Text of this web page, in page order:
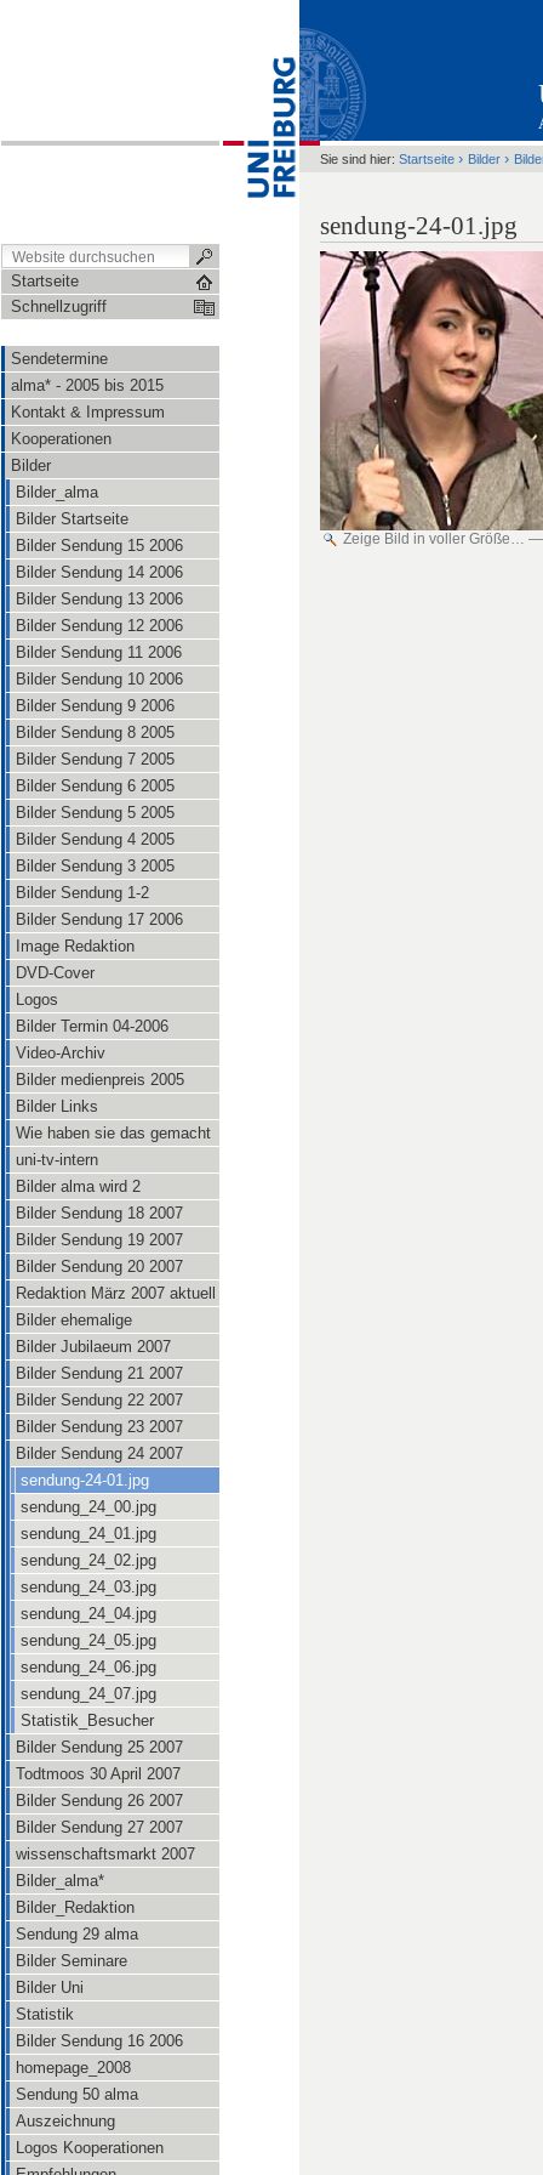
Startseite
Schnellzugriff
Sendetermine
alma* - 2005 bis 2015
Kontakt & Impressum
Kooperationen
Bilder
Bilder_alma
Bilder Startseite
Bilder Sendung 15 2006
Bilder Sendung 14 2006
Bilder Sendung 13 2006
Bilder Sendung 12 2006
Bilder Sendung 11 2006
Bilder Sendung 10 2006
Bilder Sendung 9 2006
Bilder Sendung 8 2005
Bilder Sendung 7 2005
Bilder Sendung 6 2005
Bilder Sendung 5 2005
Bilder Sendung 4 2005
Bilder Sendung 3 2005
Bilder Sendung 1-2
Bilder Sendung 17 2006
Image Redaktion
DVD-Cover
Logos
Bilder Termin 04-2006
Video-Archiv
Bilder medienpreis 2005
Bilder Links
Wie haben sie das gemacht
uni-tv-intern
Bilder alma wird 2
Bilder Sendung 18 2007
Bilder Sendung 19 2007
Bilder Sendung 20 2007
Redaktion März 2007 aktuell
Bilder ehemalige
Bilder Jubilaeum 2007
Bilder Sendung 21 2007
Bilder Sendung 22 2007
Bilder Sendung 23 2007
Bilder Sendung 24 2007
sendung-24-01.jpg
sendung_24_00.jpg
sendung_24_01.jpg
sendung_24_02.jpg
sendung_24_03.jpg
sendung_24_04.jpg
sendung_24_05.jpg
sendung_24_06.jpg
sendung_24_07.jpg
Statistik_Besucher
Bilder Sendung 25 2007
Todtmoos 30 April 2007
Bilder Sendung 26 2007
Bilder Sendung 27 2007
wissenschaftsmarkt 2007
Bilder_alma*
Bilder_Redaktion
Sendung 29 alma
Bilder Seminare
Bilder Uni
Statistik
Bilder Sendung 16 2006
homepage_2008
Sendung 50 alma
Auszeichnung
Logos Kooperationen
Sie sind hier: Startseite › Bilder ›
sendung-24-01.jpg
Zeige Bild in voller Größe…